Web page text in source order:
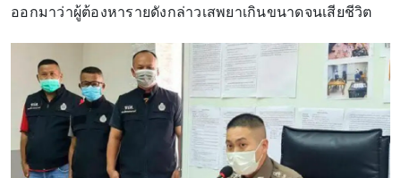
ออกมาว่าผู้ต้องหารายดังกล่าวเสพยาเกินขนาดจนเสียชีวิต